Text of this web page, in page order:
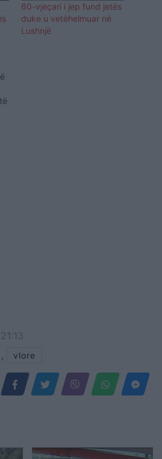
60-vjeçari i jep fund jetës
duke u vetëhelmuar në
Lushnjë
, vlore